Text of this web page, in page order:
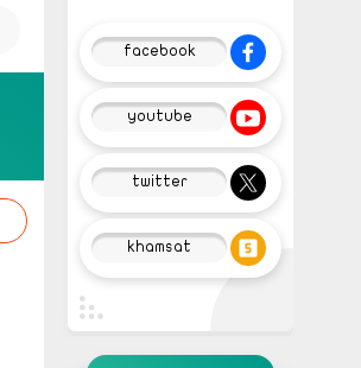
facebook
youtube
twitter
khamsat